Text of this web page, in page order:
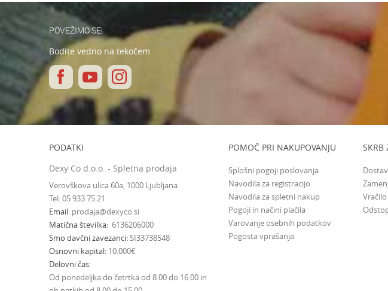
POVEŽIMO SE!
Bodite vedno na tekočem
PODATKI
Dexy Co d.o.o. - Spletna prodaja
Verovškova ulica 60a, 1000 Ljubljana
Tel: 05 933 75 21
Email prodaja@dexyco.si
Matična številka 6136206000
Smo davčni zavezanci SI33738548
Osnovni kapital 10.000€
Delovni čas
Od ponedeljka do četrtka od 8.00 do 16.00 in
POMOČ PRI NAKUPOVANJU
Splošni pogoji poslovanja
Navodila za registracijo
Navodila za spletni nakup
Pogoji in načini plačila
Varovanje osebnih podatkov
Pogosta vprašanja
SKRB